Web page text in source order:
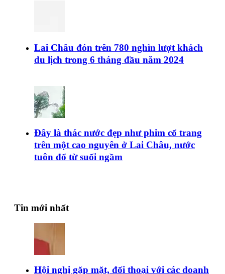
Lai Châu đón trên 780 nghìn lượt khách
du lịch trong 6 tháng đầu năm 2024
Đây là thác nước đẹp như phim cổ trang
trên một cao nguyên ở Lai Châu, nước
tuôn đổ từ suối ngầm
Tin mới nhất
Hội nghị gặp mặt, đối thoại với các doanh